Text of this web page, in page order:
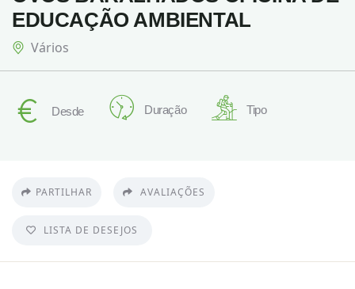
EDUCAÇÃO AMBIENTAL
Vários
Desde Duração Tipo
PARTILHAR AVALIAÇÕES
LISTA DE DESEJOS